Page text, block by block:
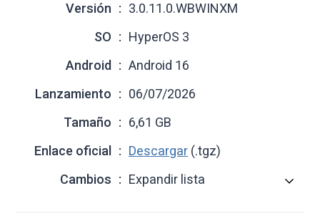
Versión
3.0.11.0.WBWINXM
SO
HyperOS 3
Android
Android 16
Lanzamiento
06/07/2026
Tamaño
6,61 GB
Enlace oficial
Descargar (.tgz)
Cambios
Expandir lista